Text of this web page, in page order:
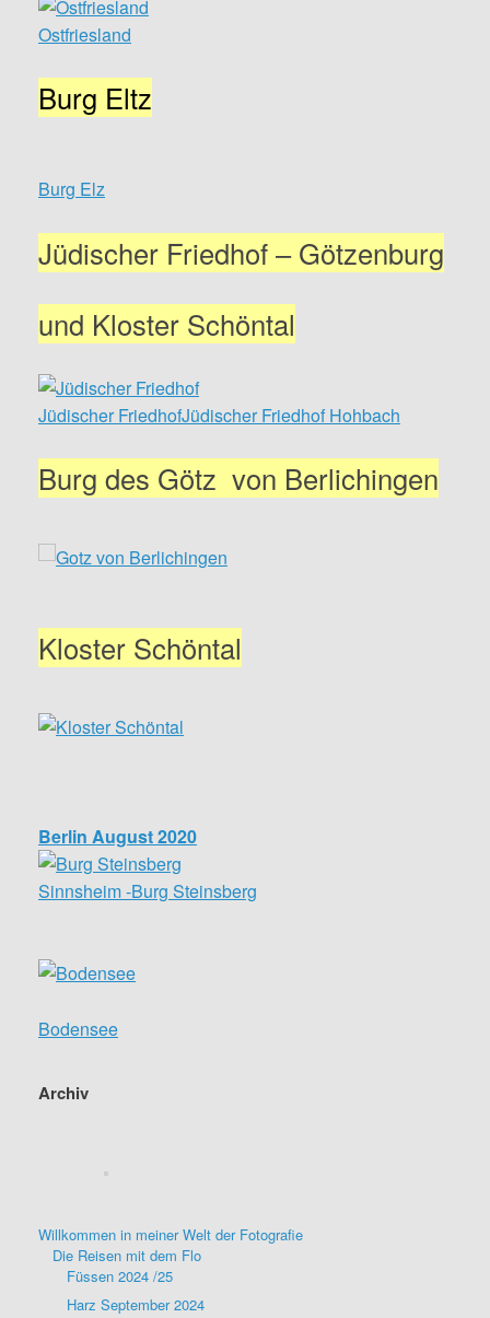
Ostfriesland
Burg Eltz
Burg Elz
Jüdischer Friedhof – Götzenburg
und Kloster Schöntal
Jüdischer FriedhofJüdischer Friedhof Hohbach
Burg des Götz von Berlichingen
Kloster Schöntal
Berlin August 2020
Sinnsheim -Burg Steinsberg
Bodensee
Archiv
Willkommen in meiner Welt der Fotografie
Die Reisen mit dem Flo
Füssen 2024 /25
Harz September 2024